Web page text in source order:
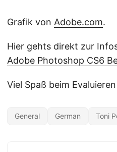
Grafik von Adobe.com.
Hier gehts direkt zur
Adobe Photoshop CS6
Viel Spaß beim
General German Toni